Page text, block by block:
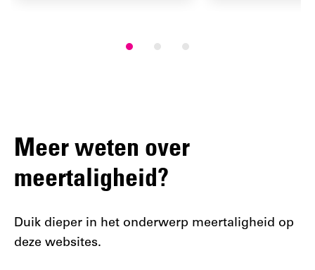
Meer weten over
meertaligheid?
Duik dieper in het onderwerp meertaligheid op
deze websites.